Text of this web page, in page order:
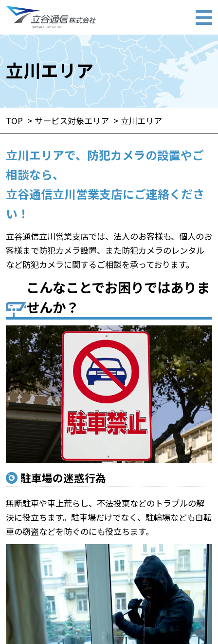
立川エリア
TOP サービス対象エリア 立川エリア
立川エリアで、防犯カメラの設置やご
相談なら、
立谷通信立川営業支店にご連絡くださ
い！
立谷通信立川営業支店では、法人のお客様も、個人のお
客様まで防犯カメラ設置、また防犯カメラのレンタル
など防犯カメラに関するご相談を承っております。
こんなことでお困りではありま
せんか？
駐車場の迷惑行為
無断駐車や車上荒らし、不法投棄などのトラブルの解
決に役立ちます。駐車場だけでなく、駐輪場なども自転
車の窃盗などを防ぐのにも役立ちます。